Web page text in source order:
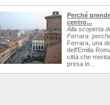
Perché
centro...
Alla scoperta
Ferrara:
Ferrara, una
dell'Emilia
città che
presa in...